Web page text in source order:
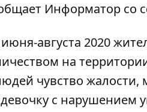
Информатор со
августа 2020
на
чувство
с нарушением